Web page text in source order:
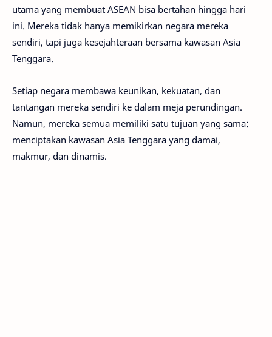
utama yang membuat ASEAN bisa bertahan hingga hari
ini. Mereka tidak hanya memikirkan negara mereka
sendiri, tapi juga kesejahteraan bersama kawasan Asia
Tenggara.
Setiap negara membawa keunikan, kekuatan, dan
tantangan mereka sendiri ke dalam meja perundingan.
Namun, mereka semua memiliki satu tujuan yang sama:
menciptakan kawasan Asia Tenggara yang damai,
makmur, dan dinamis.